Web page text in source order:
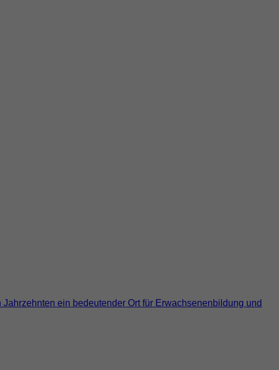
ein bedeutender Ort für Erwachsenenbildung und